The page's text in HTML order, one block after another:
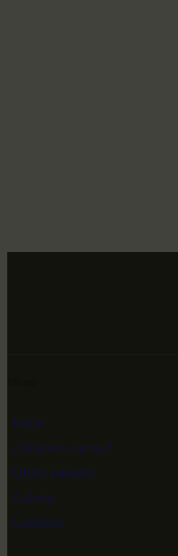
Inicio
¿Quiénes somos?
Obras pasadas
Galería
Contacto